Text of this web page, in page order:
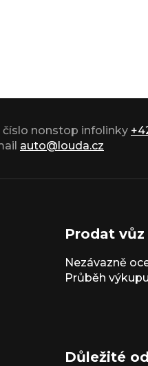
nonstop infolinky
auto@louda.cz
Prodat vůz
Nezávazně
Průběh
Důležité